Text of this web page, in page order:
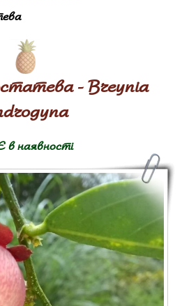
- Breynia
в наявності